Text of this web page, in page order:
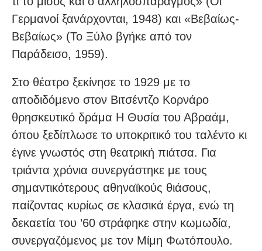
Γερμανοί ξανάρχονται, 1948) και «Βεβαίως-
Βεβαίως» (Το Ξύλο βγήκε από τον
Παράδεισο, 1959).
Στο θέατρο ξεκίνησε το 1929 με το
αποδιδόμενο στον Βιτσέντζο Κορνάρο
θρησκευτικό δράμα Η Θυσία του Αβραάμ,
όπου ξεδίπλωσε το υποκριτικό του ταλέντο κι
έγινε γνωστός στη θεατρική πιάτσα. Για
τριάντα χρόνια συνεργάστηκε με τους
σημαντικότερους αθηναϊκούς θιάσους,
παίζοντας κυρίως σε κλασικά έργα, ενώ τη
δεκαετία του ’60 στράφηκε στην κωμωδία,
συνεργαζόμενος με τον Μίμη Φωτόπουλο.